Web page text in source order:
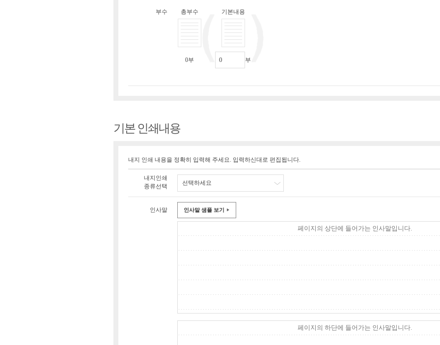
부수 총부수
0부
기본내용
부
기본 인쇄내용
내지 인쇄 내용을 정확히 입력해 주세요. 입력하신대로 편집됩니다.
내지인쇄
종류선택
선택하세요
인사말 인사말 샘플 보기